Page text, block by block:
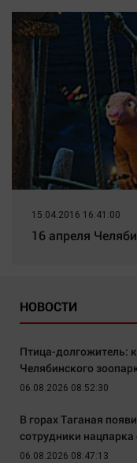
15.04.2016 16:41:00
16 апреля
НОВОСТИ
Птица-долгожитель:
Челябинского
06.08.2026 08:52:30
В горах Таганая
сотрудники
06.08.2026 08:47:13